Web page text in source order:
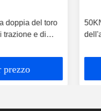
doppia del toro
trazione e di